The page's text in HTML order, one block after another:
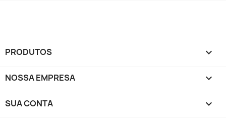
PRODUTOS 
NOSSA EMPRESA 
SUA CONTA 